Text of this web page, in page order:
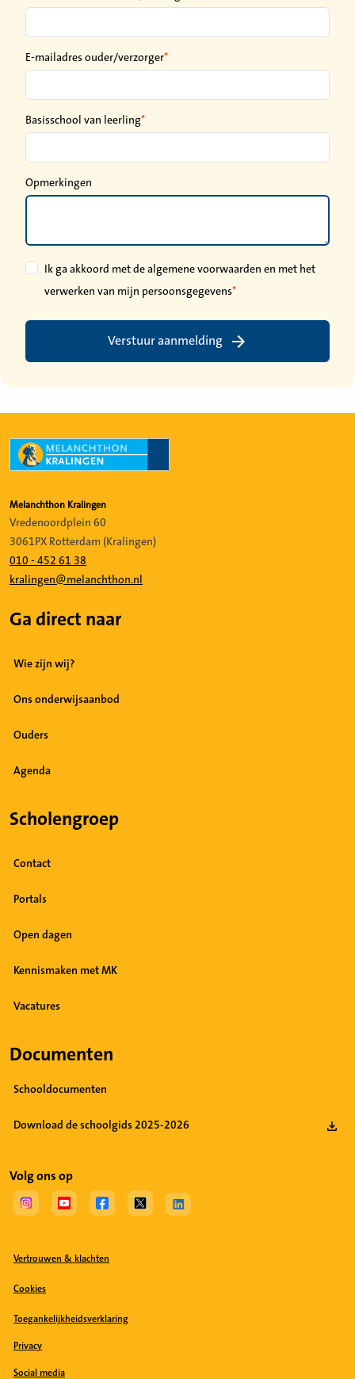
E-mailadres ouder/verzorger
Basisschool van leerling
Opmerkingen
Ik ga akkoord met de algemene voorwaarden en met het
verwerken van mijn persoonsgegevens
Verstuur aanmelding
Melanchthon Kralingen
Vredenoordplein 60
3061PX Rotterdam (Kralingen)
010 - 452 61 38
kralingen@melanchthon.nl
Ga direct naar
Wie zijn wij?
Ons onderwijsaanbod
Ouders
Agenda
Scholengroep
Contact
Portals
Open dagen
Kennismaken met MK
Vacatures
Documenten
Schooldocumenten
Download de schoolgids 2025-2026
Volg ons op
(Opent in een nieuw tabblad)
(Opent in een nieuw tabblad)
(Opent in een nieuw tabblad)
(Opent in een nieuw tabblad)
Vertrouwen & klachten
Cookies
Toegankelijkheidsverklaring
Privacy
Social media